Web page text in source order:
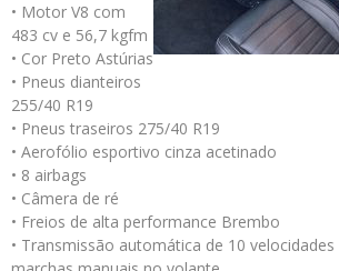
• Motor V8 com
483 cv e 56,7 kgfm
• Cor Preto Astúrias
• Pneus dianteiros
255/40 R19
• Pneus traseiros 275/40 R19
• Aerofólio esportivo cinza acetinado
• 8 airbags
• Câmera de ré
• Freios de alta performance Brembo
• Transmissão automática de 10